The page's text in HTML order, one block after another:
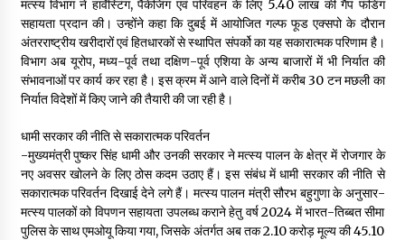
मत्स्य विभाग ने हार्वेस्टिंग, पैकेजिंग एवं परिवहन के लिए ₹5.40 लाख की गैप फंडिंग
सहायता प्रदान की। उन्होंने कहा कि दुबई में आयोजित गल्फ फूड एक्सपो के दौरान
अंतरराष्ट्रीय खरीदारों एवं हितधारकों से स्थापित संपर्को का यह सकारात्मक परिणाम है।
विभाग अब यूरोप, मध्य-पूर्व तथा दक्षिण-पूर्व एशिया के अन्य बाजारों में भी निर्यात की
संभावनाओं पर कार्य कर रहा है। इस क्रम में आने वाले दिनों में करीब 30 टन मछली का
निर्यात विदेशों में किए जाने की तैयारी की जा रही है।
धामी सरकार की नीति से सकारात्मक परिवर्तन
-मुख्यमंत्री पुष्कर सिंह धामी और उनकी सरकार ने मत्स्य पालन के क्षेत्र में रोजगार के
नए अवसर खोलने के लिए ठोस कदम उठाए हैं। इस संबंध में धामी सरकार की नीति से
सकारात्मक परिवर्तन दिखाई देने लगे हैं। मत्स्य पालन मंत्री सौरभ बहुगुणा के अनुसार-
मत्स्य पालकों को विपणन सहायता उपलब्ध कराने हेतु वर्ष 2024 में भारत-तिब्बत सीमा
पुलिस के साथ एमओयू किया गया, जिसके अंतर्गत अब तक ₹2.10 करोड़ मूल्य की 45.10